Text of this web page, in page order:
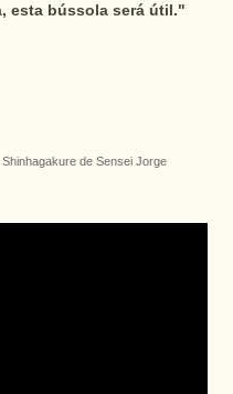
esta bússola será útil."
de Sensei Jorge